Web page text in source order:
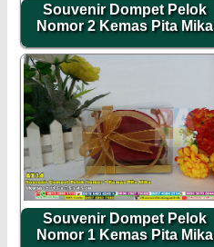
Souvenir Dompet Pelok
Nomor 2 Kemas Pita Mika
Souvenir Dompet Pelok
Nomor 1 Kemas Pita Mika